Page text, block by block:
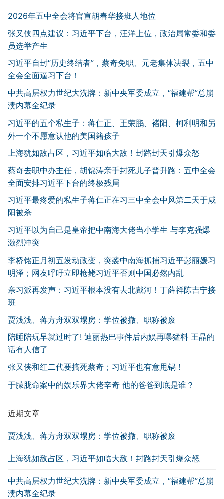
2026年五中全会将官宣胡春华接班人地位
张又侠四点建议：习近平下台，汪洋上位，政治局常委和委
员选举产生
习近平自封“历史终结者”，蔡奇免职、元老集体决裂，五中
全会全面逼习下台！
中共高层权力世纪大洗牌：新中央军委成立，“福建帮”总崩
溃内幕全纪录
习近平的五个私生子：蒋仁正、王荣鹏、褚阳、柯利明和另
外一个不愿意认他的美国籍孩子
上海犹如敌占区，习近平如临大敌！封路封天引爆众怒
蔡奇去职中办主任，胡锦涛亲手封死儿子晋升路：五中全会
全面安排习近平下台的终极残局
习近平最疼爱的私生子蒋仁正在习三中全会中风第二天于咸
阳被杀
习近平以为自己是皇帝把中南海大佬当小学生 与李克强爆
激烈冲突
李桥铭正月初五发动政变，突袭中南海抓捕习近平彭丽媛习
明泽；网友呼吁立即枪毙习近平否则中国必然内乱
亲习派再发声：习近平根本没有去北戴河！丁薛祥陈吉宁接
班
贾浅浅、蒋方舟双双塌房：学位被撤、职称被废
陪睡陪玩早就过时了! 迪丽热巴事件后内娱再曝猛料 王晶的
话有人信了
张又侠和红二代要搞死蔡奇；习近平也有意甩锅！
于朦胧命案中的娱乐界大佬辛奇 他的爸爸到底是谁？
近期文章
贾浅浅、蒋方舟双双塌房：学位被撤、职称被废
上海犹如敌占区，习近平如临大敌！封路封天引爆众怒
中共高层权力世纪大洗牌：新中央军委成立，“福建帮”总崩
溃内幕全纪录